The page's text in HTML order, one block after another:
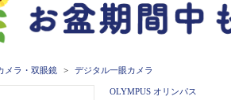
メラ・双眼鏡 デジタル一眼カメラ
OLYMPUS オリンパス